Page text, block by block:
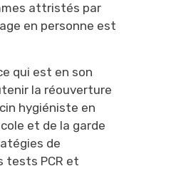
attristés par
en personne est
qui est en son
la réouverture
hygiéniste en
et de la garde
de
tests PCR et